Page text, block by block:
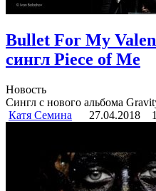
Bullet For My
сингл Piece of Me
Новость
Сингл с нового альбома
Катя Семина
27.04.2018